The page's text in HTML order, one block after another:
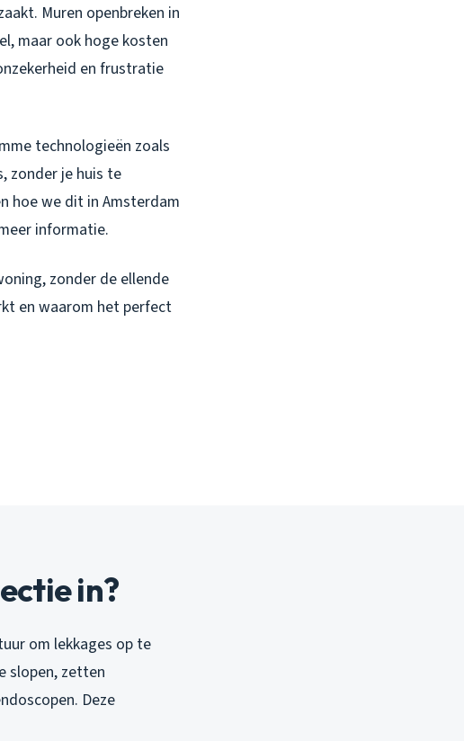
Muren openbreken in
maar ook hoge kosten
en frustratie
technologieën zoals
zonder je huis te
hoe we dit in Amsterdam
informatie.
zonder de ellende
en waarom het perfect
in?
om lekkages op te
slopen, zetten
Deze